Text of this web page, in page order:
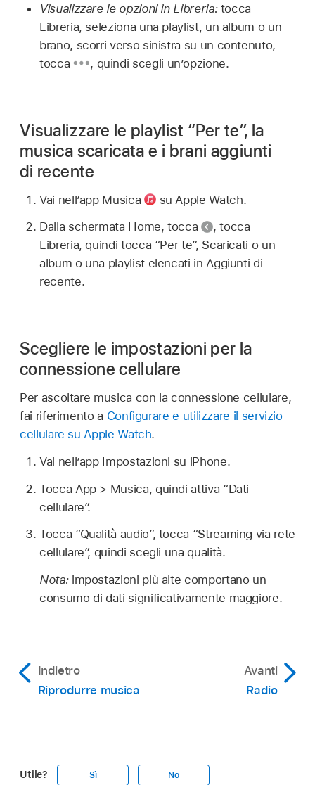
Visualizzare le opzioni in Libreria: tocca
Libreria, seleziona una playlist, un album o un
brano, scorri verso sinistra su un contenuto,
tocca
, quindi scegli un’opzione.
Visualizzare le playlist “Per te”, la
musica scaricata e i brani aggiunti
di recente
Vai nell’app Musica
su Apple Watch.
Dalla schermata Home, tocca
,tocca
Libreria, quindi tocca “Per te”, Scaricati o un
album o una playlist elencati in Aggiunti di
recente.
Scegliere le impostazioni per la
connessione cellulare
Per ascoltare musica con la connessione cellulare,
fai riferimento a Configurare e utilizzare il servizio
cellulare su Apple Watch.
Vai nell’app Impostazioni su iPhone.
Tocca App > Musica, quindi attiva “Dati
cellulare”.
Tocca “Qualità audio”, tocca “Streaming via rete
cellulare”, quindi scegli una qualità.
Nota: impostazioni più alte comportano un
consumo di dati significativamente maggiore.
Indietro
Riprodurre musica
Avanti
Radio
Utile? Sì No